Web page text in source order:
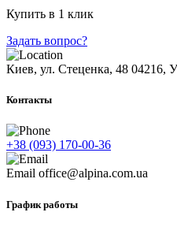
Купить в 1 клик
Задать вопрос?
Киев, ул. Стеценка, 48 04216,
Контакты
+38 (093) 170-00-36
Email office@alpina.com.ua
График работы